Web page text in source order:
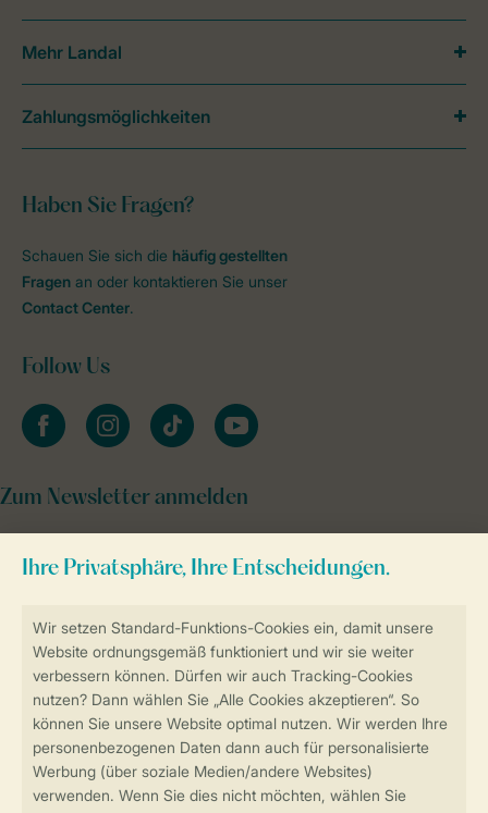
Sicher und schnell zur Online-Buchung
Sichere Datenübertragung
Sicheres Bezahlen
Haben Sie Fragen?
Schauen Sie sich die häufig gestellten
Fragen an oder kontaktieren Sie unser
Contact Center.
Follow Us
facebookinstagramtiktok youtube
Zum Newsletter anmelden
Mehr Landal
Zahlungsmöglichkeiten